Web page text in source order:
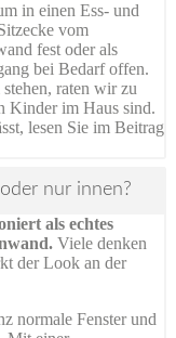
in einen Ess- und
vom
fest oder als
bei Bedarf offen.
raten wir zu
Kinder im Haus sind.
lesen Sie im Beitrag
nur innen?
als echtes
Viele denken
der Look an der
normale Fenster und